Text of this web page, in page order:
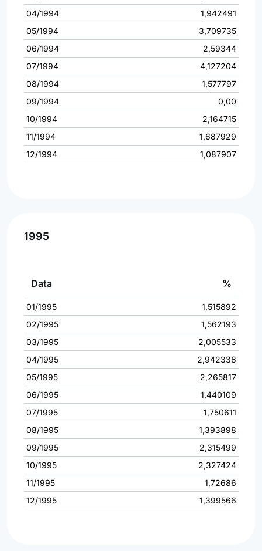
04/1994
1,942491
05/1994
3,709735
06/1994
2,59344
07/1994
4,127204
08/1994
1,577797
09/1994
0,00
10/1994
2,164715
11/1994
1,687929
12/1994
1,087907
1995
Data %
01/1995
1,515892
02/1995
1,562193
03/1995
2,005533
04/1995
2,942338
05/1995
2,265817
06/1995
1,440109
07/1995
1,750611
08/1995
1,393898
09/1995
2,315499
10/1995
2,327424
11/1995
1,72686
12/1995
1,399566